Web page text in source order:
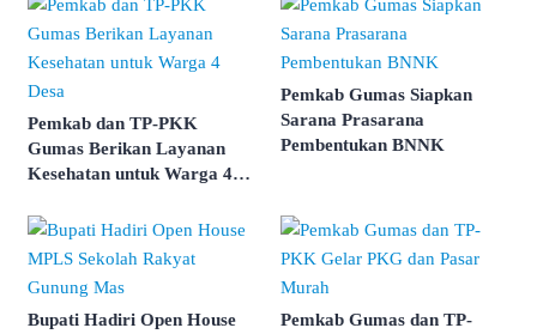
Pemkab dan TP-PKK
Gumas Berikan Layanan
Kesehatan untuk Warga 4
Pemkab Gumas Siapkan
Sarana Prasarana
Pembentukan BNNK
Bupati Hadiri Open House
Pemkab Gumas dan TP-